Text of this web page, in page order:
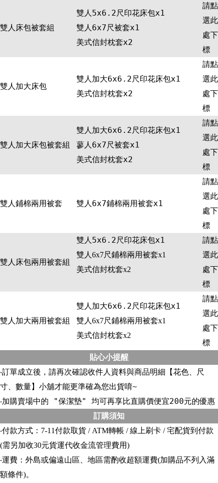
雙人床包被套組
雙人5x6.2尺印花床包x1
雙人6x7尺被套x1
美式信封枕套x2
請點
選此
處下
標
雙人加大床包
雙人加大6x6.2尺印花床包x1
美式信封枕套x2
請點
選此
處下
標
雙人加大床包被套組
雙人加大6x6.2尺印花床包x1
蓼人6x7尺被套x1
美式信封枕套x2
請點
選此
處下
標
雙人鋪棉兩用被套 雙人6x7鋪棉兩用被套x1
請點
選此
處下
標
雙人床包兩用被套組
雙人5x6.2尺印花床包x1
雙人6x7尺鋪棉兩用被套x1
美式信封枕套x2
請點
選此
處下
標
雙人加大兩用被套組
雙人加大6x6.2尺印花床包x1
雙人6x7尺鋪棉兩用被套x1
美式信封枕套x2
請點
選此
處下
標
貼心小提醒
‧訂單成立後，請再次確認收件人資料與商品明細【花色、尺
寸、數量】小舖才能更準確為您出貨唷~
‧加購賣場中的 "保潔墊" 均可再享比直購價便宜200元的優惠
訂購須知
‧付款方式：7-11付款取貨 / ATM轉帳 / 線上刷卡 / 宅配貨到付款
(需另加收30元貨運代收金流管理費用)
‧運費：外島或偏遠山區、地區需酌收超額運費(加購品不列入滿
額條件)。